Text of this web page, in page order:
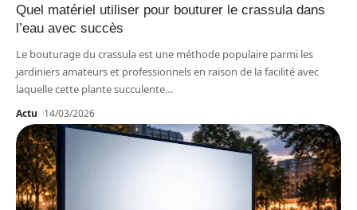
Quel matériel utiliser pour bouturer le crassula dans
l’eau avec succès
Le bouturage du crassula est une méthode populaire parmi les
jardiniers amateurs et professionnels en raison de la facilité avec
laquelle cette plante succulente…
Actu 14/03/2026